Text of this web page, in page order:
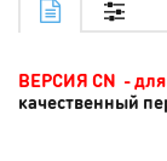
ВЕРСИЯ CN - для
качественный